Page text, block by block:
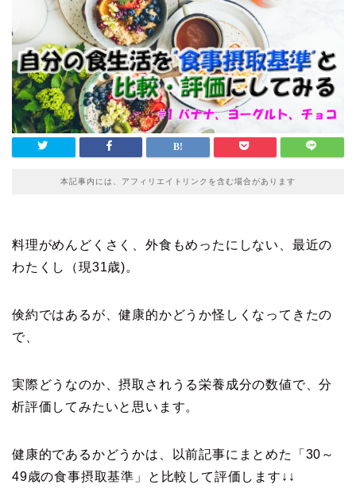
本記事内には、アフィリエイトリンクを含む場合があります
料理がめんどくさく、外食もめったにしない、最近の
わたくし（現31歳)。
倹約ではあるが、健康的かどうか怪しくなってきたの
で、
実際どうなのか、摂取されうる栄養成分の数値で、分
析評価してみたいと思います。
健康的であるかどうかは、以前記事にまとめた「30～
49歳の食事摂取基準」と比較して評価します↓↓